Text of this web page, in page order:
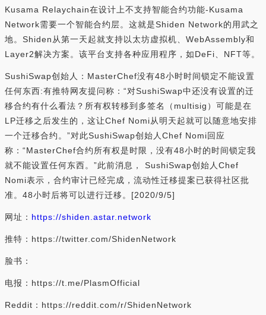
Kusama Relaychain在设计上不支持智能合约功能-Kusama
Network需要一个智能合约层。这就是Shiden Network的用武之
地。Shiden从第一天起就支持以太坊虚拟机、WebAssembly和
Layer2解决方案。该平台支持各种应用程序，如DeFi、NFT等。
SushiSwap创始人：MasterChef没有48小时时间锁定不能设置
任何东西:有推特网友提问称：“对SushiSwap中还没有设置的迁
移合约有什么看法？所有权转移到多签名（multisig）可能是在
LP迁移之后发生的，这让Chef Nomi从明天起就可以随意地安排
一个迁移合约。”对此SushiSwap创始人Chef Nomi回应
称：“MasterChef合约所有权是时限，没有48小时的时间锁定我
就不能设置任何东西。”此前消息， SushiSwap创始人Chef
Nomi表示，合约审计已经完成，流动性迁移提案已获得社区批
准。48小时后将可以进行迁移。[2020/9/5]
网址： https://shiden.astar.network
推特：https://twitter.com/ShidenNetwork
脸书：
电报：https://t.me/PlasmOfficial
Reddit：https://reddit.com/r/ShidenNetwork